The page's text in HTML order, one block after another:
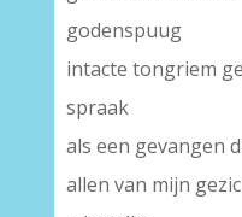
godenspuug
intacte tongriem
spraak
als een gevangen
allen van mijn